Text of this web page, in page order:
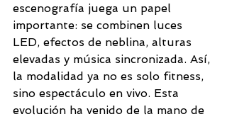
escenografía juega un papel
importante: se combinen luces
LED, efectos de neblina, alturas
elevadas y música sincronizada. Así,
la modalidad ya no es solo fitness,
sino espectáculo en vivo. Esta
evolución ha venido de la mano de